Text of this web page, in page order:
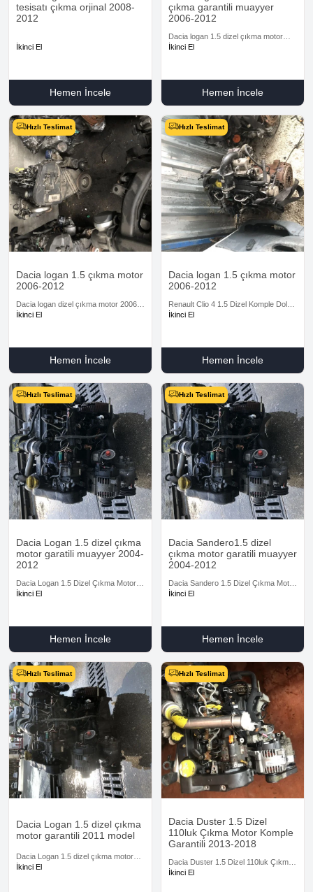
tesisatı çıkma orjinal 2008-
2012
İkinci El
Hemen İncele
çıkma garantili muayyer
2006-2012
Dacia logan 1.5 dizel çıkma motor
2006-2012
İkinci El
Hemen İncele
Hızlı Teslimat
Dacia logan 1.5 çıkma motor
2006-2012
Dacia logan dizel çıkma motor 2006-
2012 ile uyumludur
İkinci El
Hemen İncele
Hızlı Teslimat
Dacia logan 1.5 çıkma motor
2006-2012
Renault Clio 4 1.5 Dizel Komple Dolu
garantili
İkinci El
Hemen İncele
Hızlı Teslimat
Dacia Logan 1.5 dizel çıkma
motor garatili muayyer 2004-
2012
Dacia Logan 1.5 Dizel Çıkma Motor
Garatili Muayyer 2004-2012
İkinci El
Hemen İncele
Hızlı Teslimat
Dacia Sandero1.5 dizel
çıkma motor garatili muayyer
2004-2012
Dacia Sandero 1.5 Dizel Çıkma Motor
Garatili Muayyer 2004-2012
İkinci El
Hemen İncele
Hızlı Teslimat
Dacia Logan 1.5 dizel çıkma
motor garantili 2011 model
Dacia Logan 1.5 dizel çıkma motor
garantili 2011 model
İkinci El
Hızlı Teslimat
Dacia Duster 1.5 Dizel
110luk Çıkma Motor Komple
Garantili 2013-2018
Dacia Duster 1.5 Dizel 110luk Çıkma
Motor Komple Garantili 2013-2018
İkinci El